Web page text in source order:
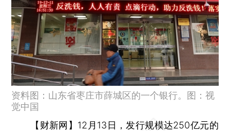
资料图：山东省枣庄市薛城区的一个银行。图：视
觉中国
【财新网】 12月13日，发行规模达250亿元的